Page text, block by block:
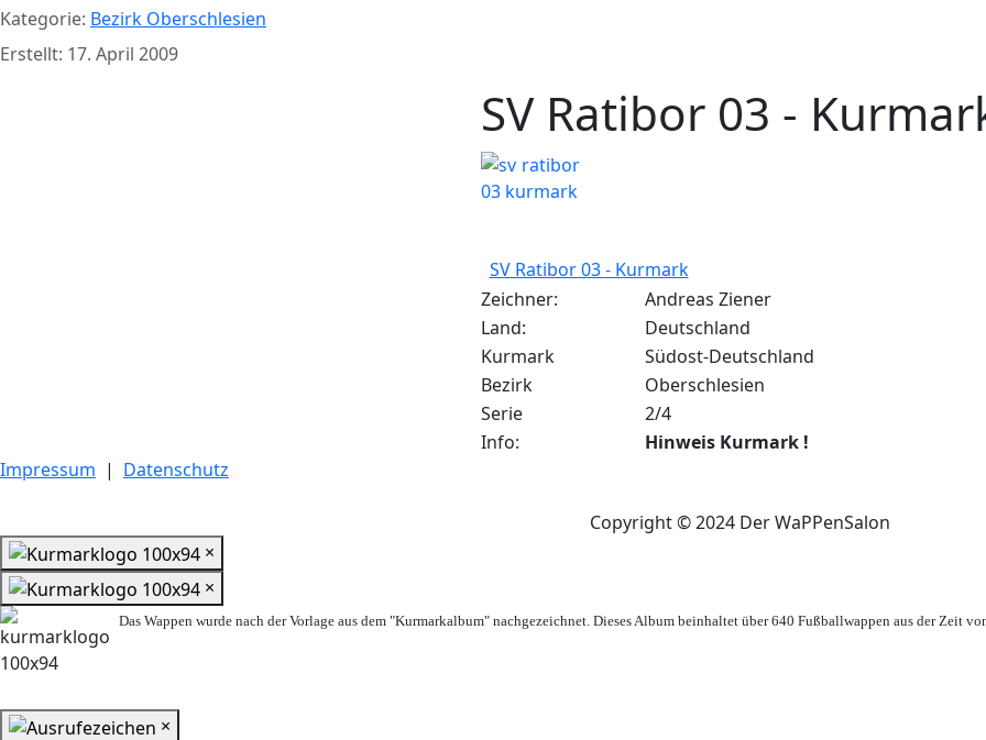
Kategorie: Bezirk Oberschlesien
Erstellt: 17. April 2009
SV Ratibor 03 -
SV Ratibor 03 - Kurmark
Zeichner:
Andreas Ziener
Land:
Deutschland
Kurmark
Südost-Deutschland
Bezirk
Oberschlesien
Serie
2/4
Info:
Hinweis Kurmark !
Impressum | Datenschutz
Copyright © 2024 Der WaPPenSalon
×
×
Das Wappen wurde nach der Vorlage aus dem "Kurmarkalbum" nachgezeichnet. Dieses Album beinhaltet über 640 Fußballwappen aus der Zeit
×